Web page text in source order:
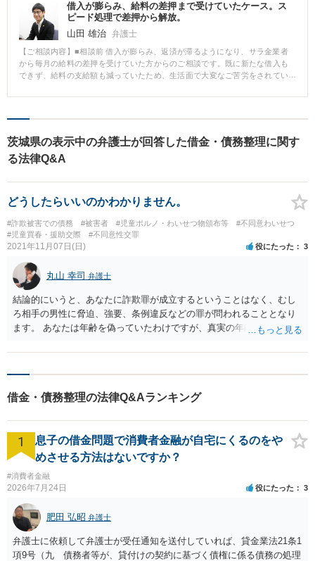
なければならないのだろうか』という点だと思います。多額の住宅ローンが
残っていたとしても、自宅を手放すことなく、住宅ローン以外の借金の減額
をすることが可能な場合もありますので、お困りの際はぜひ一度弁護士にご
相談ください。
借入が膨らみ、給料の差押まで受けていたケース。ス
ピード処理で差押から解放。
山田 雄治 弁護士
【ご相談内容】■相談前 借入が膨らみ、返済が滞るようになり、サラ金業者
から毎月の給料の差押を受けていた方からのご相談です。既に新たな借入も
できず、給料の支給額も減っていたため、生活面で大変なご苦労をされてい
いたため、ご相談者様もご納得の上、自己破産手続を選択致しました。差押
受けたら完済までどうすることもできないと誤解されていたケースです。
「もうどうしようもない」と思う場合でも、ご相談いただければ、このケー
スのように意外な解決策が見つかることもあります。
茨城県の表示中の弁護士が回答した借金・債務整理に関す
る法律Q&A
どうしたらいいのかわかりません。
#詐欺被害での債務 #被害者 #児童ポルノ・わいせつ物頒布等
#不同意わいせつ
#児童買春・援助交際
#不同意性交罪
2021年11月07日(日) 役にたった 3
丸山 幸司 弁護士
結論的にいうと、あなたに詐欺罪が成立するということはなく、むし
ろ相手の男性に脅迫、強要、条例違反などの罪が問われることとなり
ます。 あなたは年齢を偽っていたわけですが、真実の年齢を伝えてい
あれば、男性が「詐欺罪」を主張するのは、あなたをつなぎ止めてお
は、あなたが未成年であることです。ご両親に真実を話して協力して
少年法上問題とされて、家庭裁判所の事件になる可能性があるという
ことです。ただ、それは少年院に行くといった結果に必ずしもなるわ
ろ、まずはあなたの身の安全が心配ですし、リベンジポルノなどを含
に相談して、男性に丁寧に対処していただくようにしてみてくださ
い。もし、必要であればご紹介もできると思います。
借金・債務整理の法律Q&Aランキング
1
息子の借金問題で消費者金融が自宅にくるのをや
めさせる方法はないですか？
#消費者金融
2026年7月24日 役にたった 3
肥田 弘昭 弁護士
弁護士に依頼して弁護士が受任通知を送付していれば、貸金業法21条1
項9号（九 債務者等が、貸付けの契約に基づく債権に係る債務の処理